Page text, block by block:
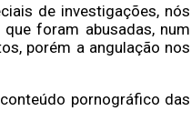
de investigações, nós
foram abusadas, num
porém a angulação nos
pornográfico das